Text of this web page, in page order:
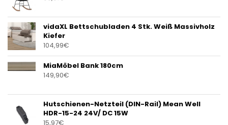
vidaXL Bettschubladen 4 Stk. Weiß Massivholz
Kiefer
104,99€
MiaMöbel Bank 180cm
149,90€
Hutschienen-Netzteil (DIN-Rail) Mean Well
HDR-15-24 24V/ DC 15W
15,97€